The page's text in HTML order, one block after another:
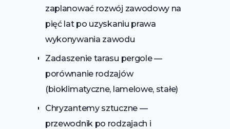
zaplanować rozwój zawodowy na
pięć lat po uzyskaniu prawa
wykonywania zawodu
Zadaszenie tarasu pergole —
porównanie rodzajów
(bioklimatyczne, lamelowe, stałe)
Chryzantemy sztuczne —
przewodnik po rodzajach i